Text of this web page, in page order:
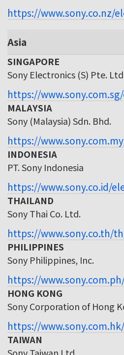
https://www.sony.co.nz/
Asia
SINGAPORE
Sony Electronics (S) Pte.
https://
MALAYSIA
Sony (Malaysia) Sdn. Bhd.
https://
INDONESIA
PT. Sony Indonesia
https://www.sony.co.id/
THAILAND
Sony Thai Co. Ltd.
https://www.sony.co.th/
PHILIPPINES
Sony Philippines, Inc.
https://
HONG KONG
Sony Corporation of Hong
https://
TAIWAN
Sony Taiwan Ltd.